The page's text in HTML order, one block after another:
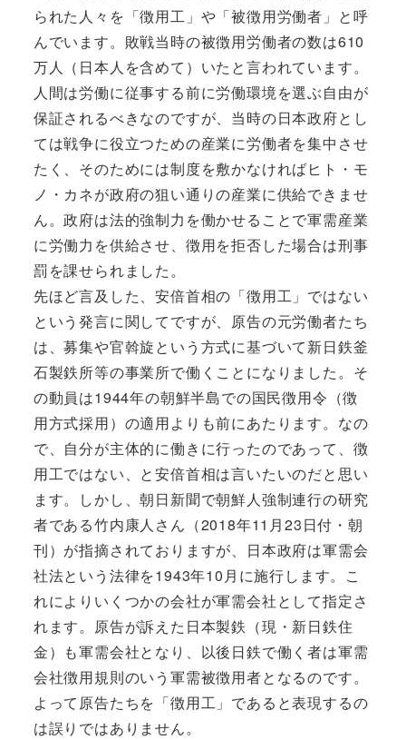
られた人々を「徴用工」や「被徴用労働者」と呼
んでいます。敗戦当時の被徴用労働者の数は610
万人（日本人を含めて）いたと言われています。
人間は労働に従事する前に労働環境を選ぶ自由が
保証されるべきなのですが、当時の日本政府とし
ては戦争に役立つための産業に労働者を集中させ
たく、そのためには制度を敷かなければヒト・モ
ノ・カネが政府の狙い通りの産業に供給できませ
ん。政府は法的強制力を働かせることで軍需産業
に労働力を供給させ、徴用を拒否した場合は刑事
罰を課せられました。
先ほど言及した、安倍首相の「徴用工」ではない
という発言に関してですが、原告の元労働者たち
は、募集や官斡旋という方式に基づいて新日鉄釜
石製鉄所等の事業所で働くことになりました。そ
の動員は1944年の朝鮮半島での国民徴用令（徴
用方式採用）の適用よりも前にあたります。なの
で、自分が主体的に働きに行ったのであって、徴
用工ではない、と安倍首相は言いたいのだと思い
ます。しかし、朝日新聞で朝鮮人強制連行の研究
者である竹内康人さん（2018年11月23日付・朝
刊）が指摘されておりますが、日本政府は軍需会
社法という法律を1943年10月に施行します。こ
れによりいくつかの会社が軍需会社として指定さ
れます。原告が訴えた日本製鉄（現・新日鉄住
金）も軍需会社となり、以後日鉄で働く者は軍需
会社徴用規則のいう軍需被徴用者となるのです。
よって原告たちを「徴用工」であると表現するの
は誤りではありません。